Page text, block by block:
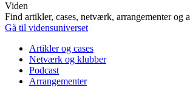
Viden
Find artikler, cases, netværk, arrangementer og
Gå til vidensuniverset
Artikler og cases
Netværk og klubber
Podcast
Arrangementer